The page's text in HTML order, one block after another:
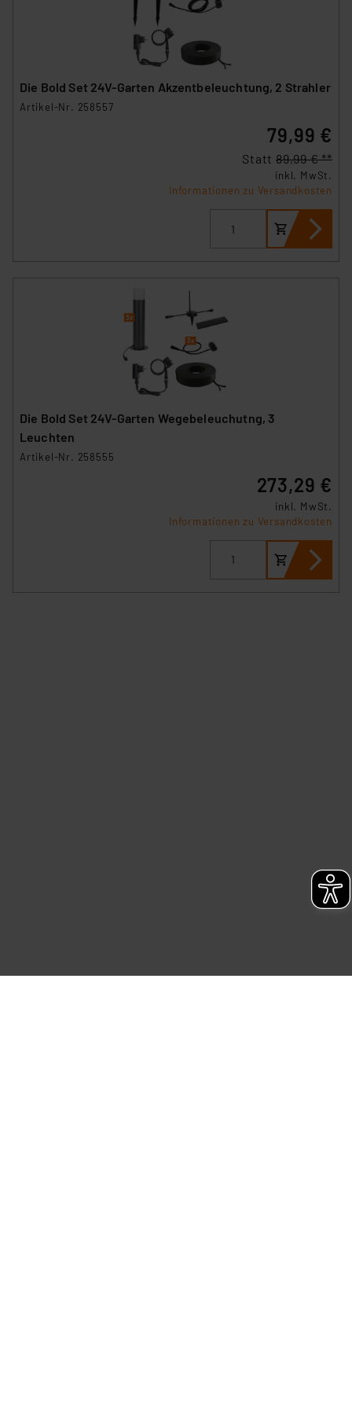
Die Bold Set 24V-Garten Akzentbeleuchtung, 2 Strahler
Artikel-Nr. 258557
79,99 €
Statt 89,99 € **
inkl. MwSt.
Informationen zu Versandkosten
Die Bold Set 24V-Garten Wegebeleuchutng, 3
Leuchten
Artikel-Nr. 258555
273,29 €
inkl. MwSt.
Informationen zu Versandkosten